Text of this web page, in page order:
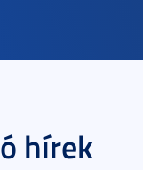
hírek